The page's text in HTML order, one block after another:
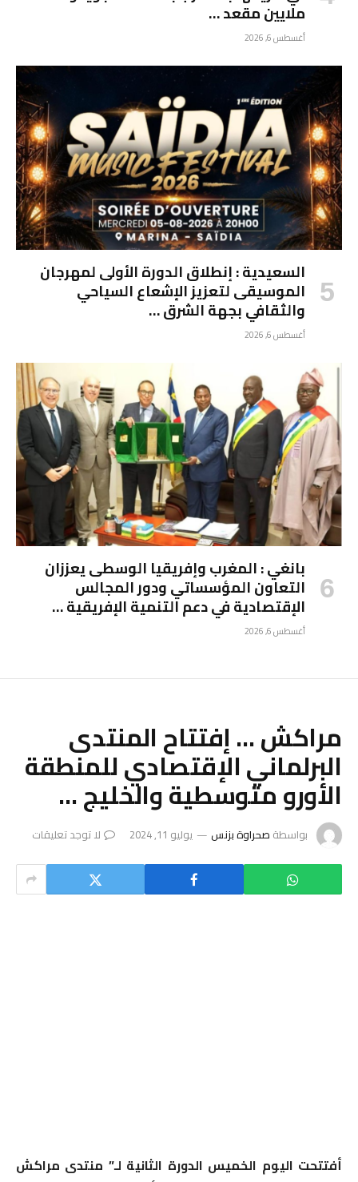
ملايين مقعد …
أغسطس 6, 2026
السعيدية : إنطلاق الدورة الأولى لمهرجان
الموسيقى لتعزيز الإشعاع السياحي
والثقافي بجهة الشرق …
أغسطس 6, 2026
بانغي : المغرب وإفريقيا الوسطى يعززان
التعاون المؤسساتي ودور المجالس
الإقتصادية في دعم التنمية الإفريقية …
أغسطس 6, 2026
مراكش … إفتتاح المنتدى
البرلماني الإقتصادي للمنطقة
الأورو متوسطية والخليج …
بواسطة صحراوة بزنس يوليو 11, 2024 لا توجد تعليقات
أفتتحت اليوم الخميس الدورة الثانية لـ” منتدى مراكش